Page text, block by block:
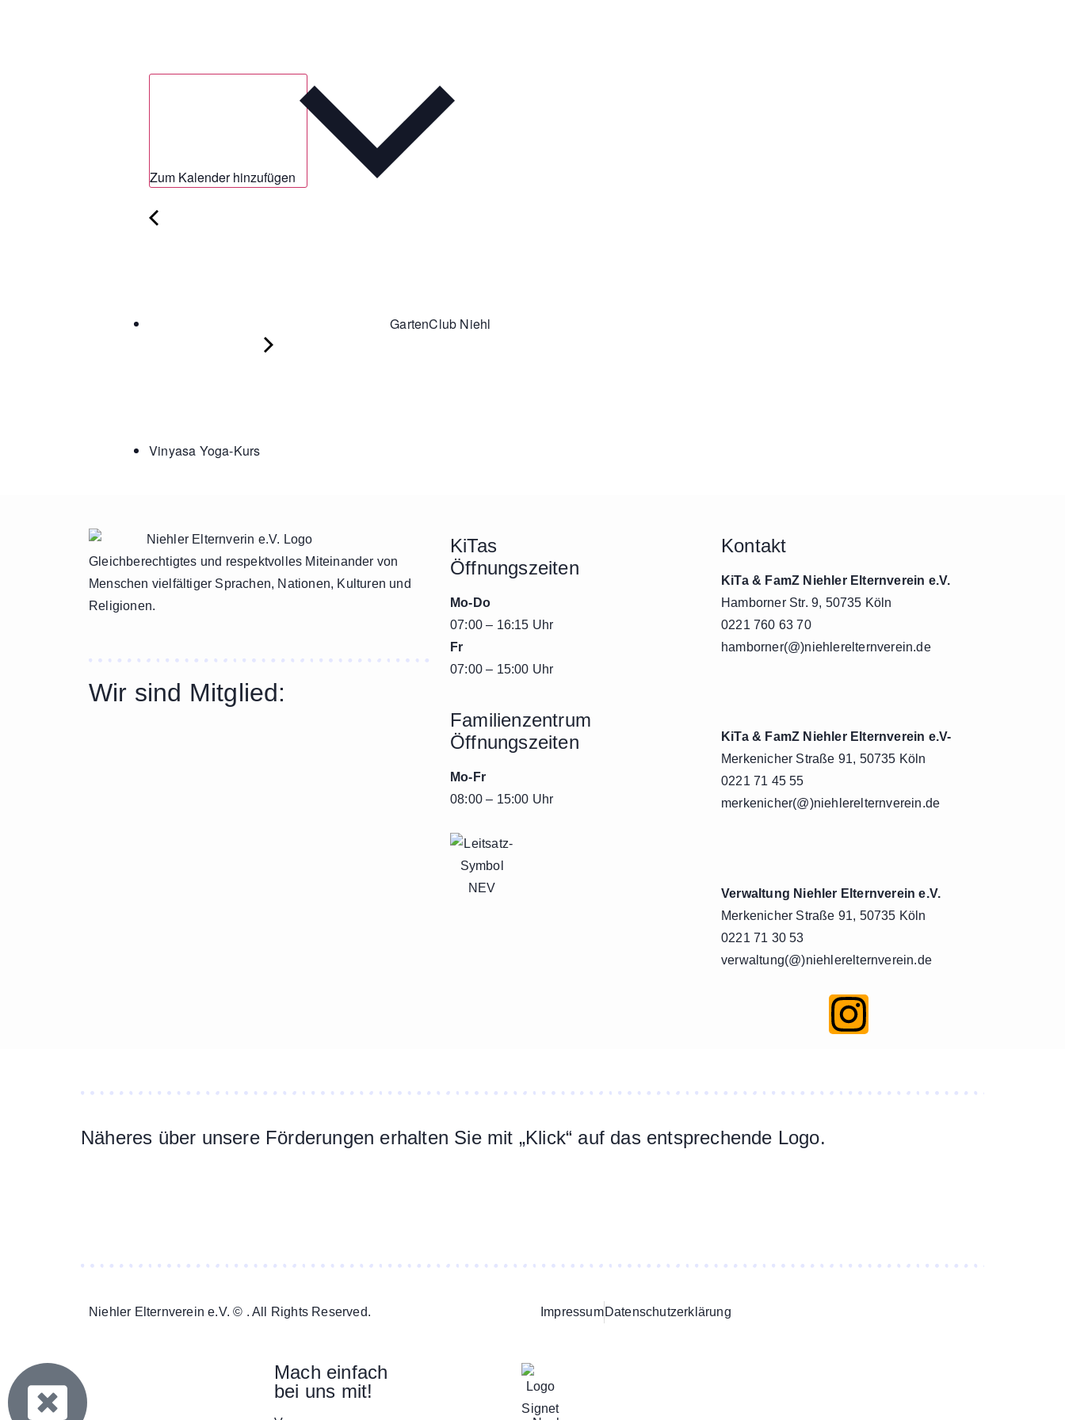
Zum Kalender hinzufügen
GartenClub Niehl
Vinyasa Yoga-Kurs
Gleichberechtigtes und respektvolles Miteinander von
Menschen vielfältiger Sprachen, Nationen, Kulturen und
Religionen.
Wir sind Mitglied:
KiTas
Öffnungszeiten
Mo-Do
07:00 – 16:15 Uhr
Fr
07:00 – 15:00 Uhr
Familienzentrum
Öffnungszeiten
Mo-Fr
08:00 – 15:00 Uhr
Kontakt
KiTa & FamZ Niehler Elternverein e.V.
Hamborner Str. 9, 50735 Köln
0221 760 63 70
hamborner(@)niehlerelternverein.de
KiTa & FamZ Niehler Elternverein e.V-
Merkenicher Straße 91, 50735 Köln
0221 71 45 55
merkenicher(@)niehlerelternverein.de
Verwaltung Niehler Elternverein e.V.
Merkenicher Straße 91, 50735 Köln
0221 71 30 53
verwaltung(@)niehlerelternverein.de
Näheres über unsere Förderungen erhalten Sie mit „Klick“ auf das entsprechende Logo.
Niehler Elternverein e.V. © . All Rights Reserved. ImpressumDatenschutzerklärung
Mach einfach
bei uns mit!